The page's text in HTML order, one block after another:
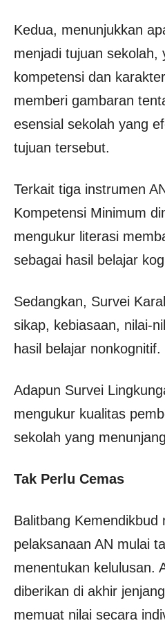
Kedua, menunjukkan
menjadi tujuan sekolah,
kompetensi dan
memberi gambaran
esensial sekolah yang
tujuan tersebut.
Terkait tiga instrumen
Kompetensi Minimum
mengukur literasi
sebagai hasil belajar
Sedangkan, Survei
sikap, kebiasaan, nilai-
hasil belajar nonkognitif.
Adapun Survei
mengukur kualitas
sekolah yang
Tak Perlu Cemas
Balitbang Kemendikbud
pelaksanaan AN mulai
menentukan kelulusan.
diberikan di akhir
memuat nilai secara